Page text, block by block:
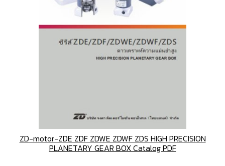
ZD-motor-ZDE ZDF ZDWE ZDWF ZDS HIGH PRECISION
PLANETARY GEAR BOX Catalog PDF